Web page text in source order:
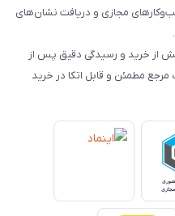
مجازی و دریافت نشان‌های
از خرید و رسیدگی دقیق پس از
مطمئن و قابل اتکا در خرید